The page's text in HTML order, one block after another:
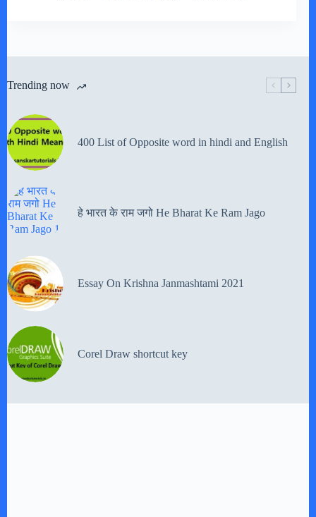
Trending now
400 List of Opposite word in hindi and English
हे भारत के राम जगो He Bharat Ke Ram Jago
Essay On Krishna Janmashtami 2021
Corel Draw shortcut key